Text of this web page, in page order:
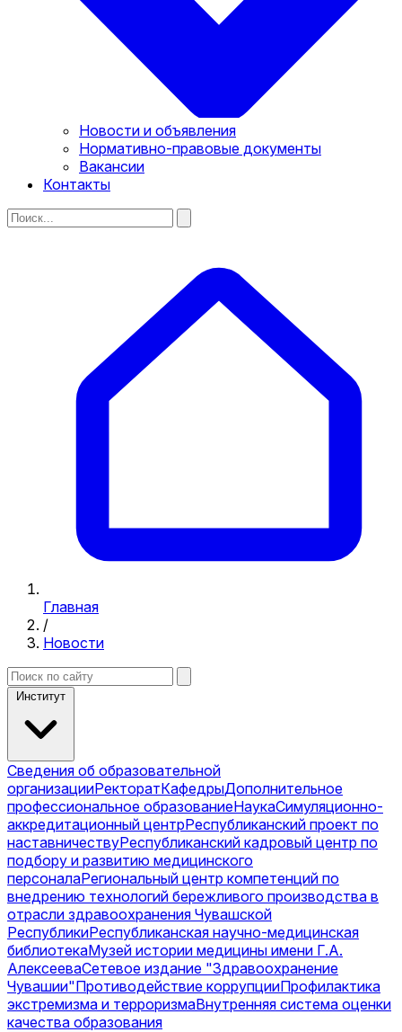
Новости и объявления
Нормативно-правовые документы
Вакансии
Контакты
Главная
/
Новости
Институт
Сведения об образовательной
организацииРекторатКафедрыДополнительное
профессиональное образованиеНаукаСимуляционно-
аккредитационный центрРеспубликанский проект по
наставничествуРеспубликанский кадровый центр по
подбору и развитию медицинского
персоналаРегиональный центр компетенций по
внедрению технологий бережливого производства в
отрасли здравоохранения Чувашской
РеспубликиРеспубликанская научно-медицинская
библиотекаМузей истории медицины имени Г.А.
АлексееваСетевое издание "Здравоохранение
Чувашии"Противодействие коррупцииПрофилактика
экстремизма и терроризмаВнутренняя система оценки
качества образования